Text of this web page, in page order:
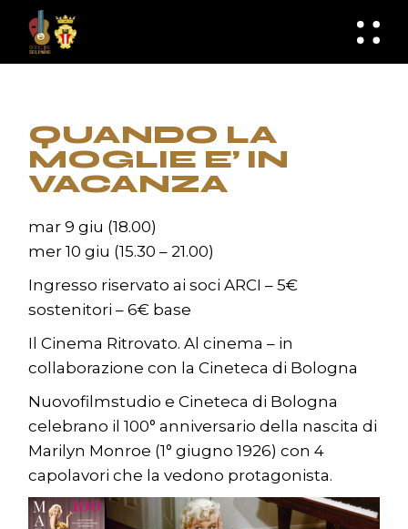
content
QUANDO LA
MOGLIE E’ IN
VACANZA
mar 9 giu (18.00)
mer 10 giu (15.30 – 21.00)
Ingresso riservato ai soci ARCI – 5€
sostenitori – 6€ base
Il Cinema Ritrovato. Al cinema – in
collaborazione con la Cineteca di Bologna
Nuovofilmstudio e Cineteca di Bologna
celebrano il 100° anniversario della nascita di
Marilyn Monroe (1° giugno 1926) con 4
capolavori che la vedono protagonista.